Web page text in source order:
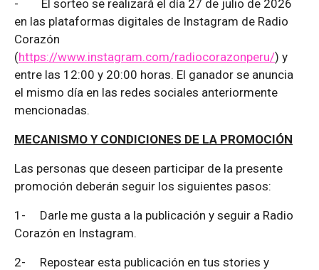
- El sorteo se realizará el día 27 de julio de 2026
en las plataformas digitales de Instagram de Radio
Corazón
(https://www.instagram.com/radiocorazonperu/) y
entre las 12:00 y 20:00 horas. El ganador se anuncia
el mismo día en las redes sociales anteriormente
mencionadas.
MECANISMO Y CONDICIONES DE LA PROMOCIÓN
Las personas que deseen participar de la presente
promoción deberán seguir los siguientes pasos:
1- Darle me gusta a la publicación y seguir a Radio
Corazón en Instagram.
2- Repostear esta publicación en tus stories y